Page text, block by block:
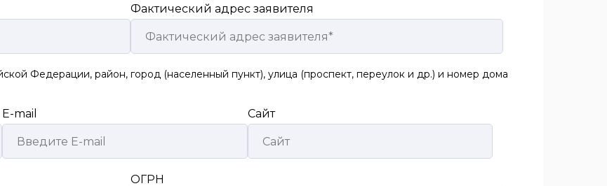
Фактический адрес заявителя
Федерации, район, город (населенный пункт), улица (проспект, переулок и др.) и номер дома
E-mail Сайт
ОГРН